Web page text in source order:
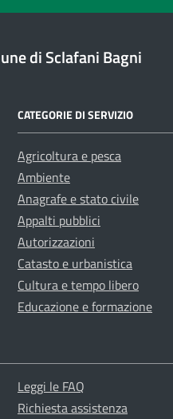
di Sclafani Bagni
CATEGORIE DI SERVIZIO
Agricoltura e pesca
Ambiente
Anagrafe e stato civile
Appalti pubblici
Autorizzazioni
Catasto e urbanistica
Cultura e tempo libero
Educazione e formazione
Leggi le FAQ
Richiesta assistenza